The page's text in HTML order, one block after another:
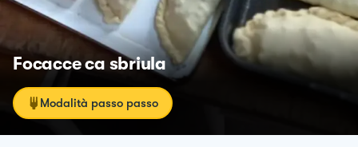
Focacce ca sbriula
Modalità passo passo